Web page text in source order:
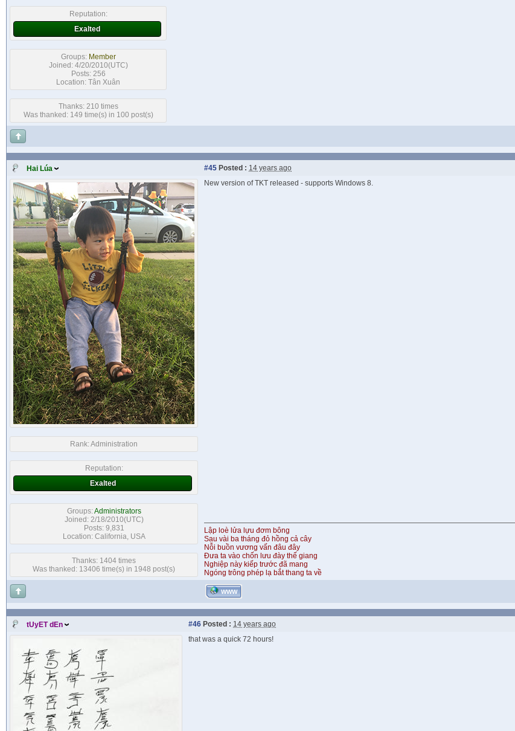
Reputation:
Exalted
Groups: Member
Joined: 4/20/2010(UTC)
Posts: 256
Location: Tân Xuân
Thanks: 210 times
Was thanked: 149 time(s) in 100 post(s)
Hai Lúa #45 Posted : 14 years ago
Rank:Administration
Reputation:
Exalted
Groups:Administrators
Joined: 2/18/2010(UTC)
Posts: 9,831
Location: California, USA
Thanks: 1404 times
Was thanked: 13406 time(s) in 1948 post(s)
New version of TKT released - supports Windows 8.
Lập loè lửa lựu đơm bông
Sau vài ba tháng đỏ hồng cả cây
Nỗi buồn vương vấn đâu đây
Đưa ta vào chốn lưu đày thế giang
Nghiệp này kiếp trước đã mang
Ngóng trông phép lạ bắt thang ta về
WWW
tUyET dEn #46 Posted : 14 years ago
that was a quick 72 hours!